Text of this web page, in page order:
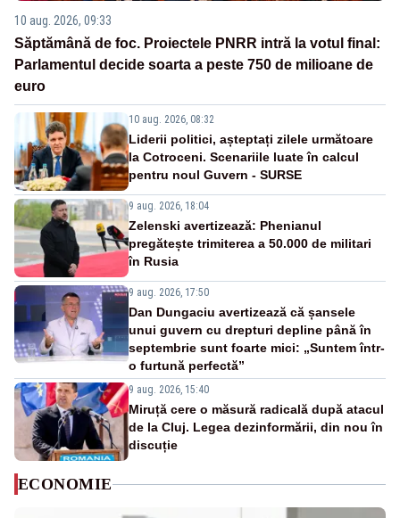
10 aug. 2026, 09:33
Săptămână de foc. Proiectele PNRR intră la votul final:
Parlamentul decide soarta a peste 750 de milioane de
euro
10 aug. 2026, 08:32
Liderii politici, așteptați zilele următoare
la Cotroceni. Scenariile luate în calcul
pentru noul Guvern - SURSE
9 aug. 2026, 18:04
Zelenski avertizează: Phenianul
pregătește trimiterea a 50.000 de militari
în Rusia
9 aug. 2026, 17:50
Dan Dungaciu avertizează că șansele
unui guvern cu drepturi depline până în
septembrie sunt foarte mici: „Suntem într-
o furtună perfectă”
9 aug. 2026, 15:40
Miruță cere o măsură radicală după atacul
de la Cluj. Legea dezinformării, din nou în
discuție
ECONOMIE